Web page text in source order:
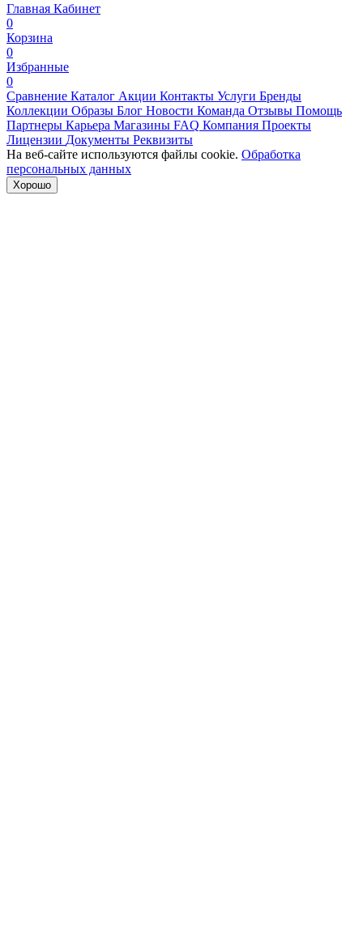
Главная Кабинет
0
Корзина
0
Избранные
0
Сравнение Каталог Акции Контакты Услуги Бренды
Коллекции Образы Блог Новости Команда Отзывы Помощь
Партнеры Карьера Магазины FAQ Компания Проекты
Лицензии Документы Реквизиты
На веб-сайте используются файлы cookie. Обработка
персональных данных
Хорошо